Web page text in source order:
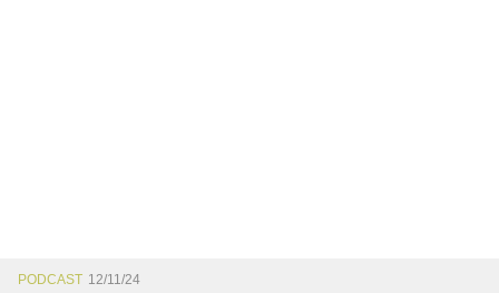
PODCAST 12/11/24